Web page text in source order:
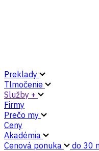
Preklady
Tlmočenie
Služby +
Firmy
Prečo my
Ceny
Akadémia
Cenová ponuka
do 30